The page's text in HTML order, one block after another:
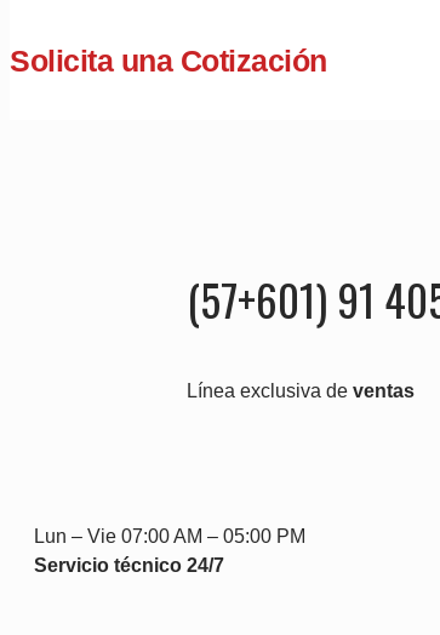
Solicita una Cotización
(57+601) 91
Línea exclusiva de ventas
Lun – Vie 07:00 AM – 05:00 PM
Servicio técnico 24/7